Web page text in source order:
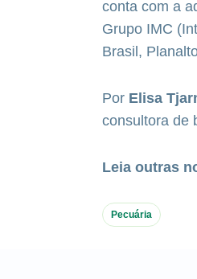
conta com a
Grupo IMC
Brasil,
Por Elisa
consultora de
Leia outras
Pecuária